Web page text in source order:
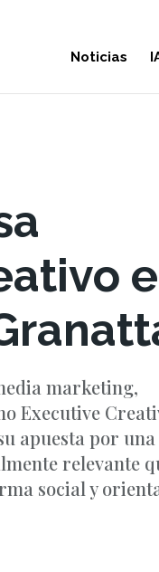
Noticias
marketing,
Executive
apuesta por una
relevante
social y